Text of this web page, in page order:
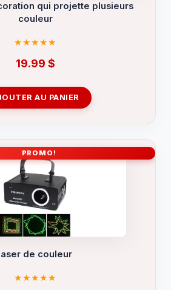
qui projette plusieurs
couleur
19.99 $
AU PANIER
PROMO!
de couleur